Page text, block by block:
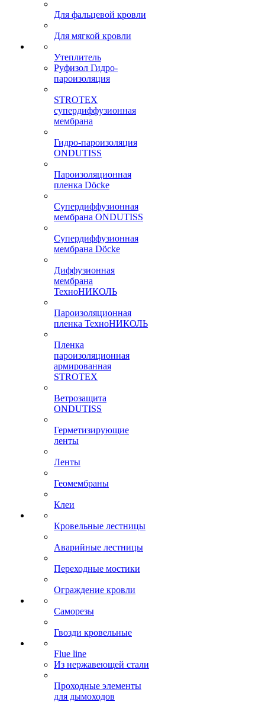
Для фальцевой кровли
Для мягкой кровли
Утеплитель
Руфизол Гидро-
пароизоляция
STROTEX
супердиффузионная
мембрана
Гидро-пароизоляция
ONDUTISS
Пароизоляционная
пленка Döcke
Супердиффузионная
мембрана ONDUTISS
Супердиффузионная
мембрана Döcke
Диффузионная
мембрана
ТехноНИКОЛЬ
Пароизоляционная
пленка ТехноНИКОЛЬ
Пленка
пароизоляционная
армированная
STROTEX
Ветрозащита
ONDUTISS
Герметизирующие
ленты
Ленты
Геомембраны
Клеи
Кровельные лестницы
Аварийные лестницы
Переходные мостики
Ограждение кровли
Саморезы
Гвозди кровельные
Flue line
Из нержавеющей стали
Проходные элементы
для дымоходов